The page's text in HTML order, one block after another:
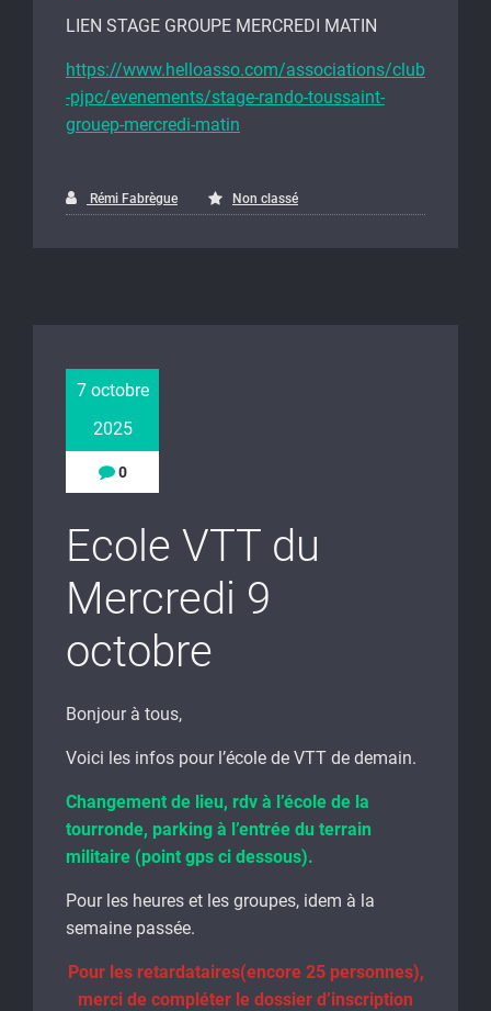
LIEN STAGE GROUPE MERCREDI MATIN
https://www.helloasso.com/associations/club
-pjpc/evenements/stage-rando-toussaint-
grouep-mercredi-matin
Rémi Fabrègue Non classé
7 octobre
2025
0
Ecole VTT du
Mercredi 9
octobre
Bonjour à tous,
Voici les infos pour l’école de VTT de demain.
Changement de lieu, rdv à l’école de la
tourronde, parking à l’entrée du terrain
militaire (point gps ci dessous).
Pour les heures et les groupes, idem à la
semaine passée.
Pour les retardataires(encore 25 personnes),
merci de compléter le dossier d’inscription